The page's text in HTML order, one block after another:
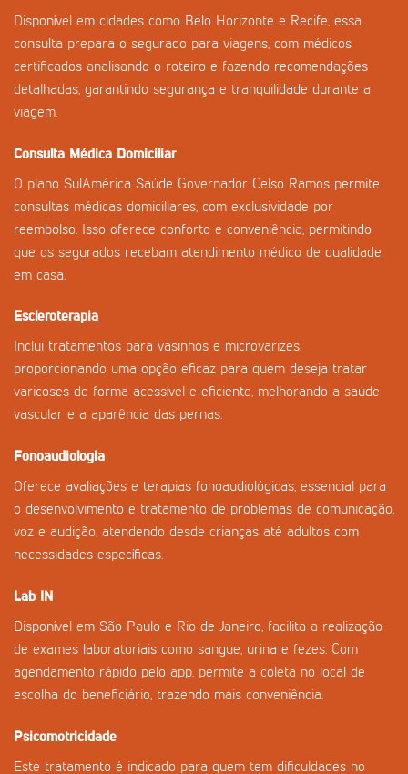
Disponível em cidades como Belo Horizonte e Recife, essa
consulta prepara o segurado para viagens, com médicos
certificados analisando o roteiro e fazendo recomendações
detalhadas, garantindo segurança e tranquilidade durante a
viagem.
Consulta Médica Domiciliar
O plano SulAmérica Saúde Governador Celso Ramos permite
consultas médicas domiciliares, com exclusividade por
reembolso. Isso oferece conforto e conveniência, permitindo
que os segurados recebam atendimento médico de qualidade
em casa.
Escleroterapia
Inclui tratamentos para vasinhos e microvarizes,
proporcionando uma opção eficaz para quem deseja tratar
varicoses de forma acessível e eficiente, melhorando a saúde
vascular e a aparência das pernas.
Fonoaudiologia
Oferece avaliações e terapias fonoaudiológicas, essencial para
o desenvolvimento e tratamento de problemas de comunicação,
voz e audição, atendendo desde crianças até adultos com
necessidades específicas.
Lab IN
Disponível em São Paulo e Rio de Janeiro, facilita a realização
de exames laboratoriais como sangue, urina e fezes. Com
agendamento rápido pelo app, permite a coleta no local de
escolha do beneficiário, trazendo mais conveniência.
Psicomotricidade
Este tratamento é indicado para quem tem dificuldades no